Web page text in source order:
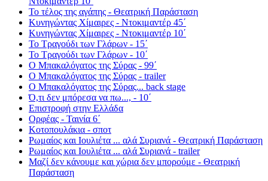
Το τέλος της αγάπης - Θεατρική Παράσταση
Κυνηγώντας Χίμαιρες - Ντοκιμαντέρ 45΄
Κυνηγώντας Χίμαιρες - Ντοκιμαντέρ 10΄
Το Τραγούδι των Γλάρων - 15΄
Το Τραγούδι των Γλάρων - 10΄
Ο Μπακαλόγατος της Σύρας - 99΄
Ο Μπακαλόγατος της Σύρας - trailer
Ο Μπακαλόγατος της Σύρας... back stage
Ό,τι δεν μπόρεσα να πω..., - 10΄
Επιστροφή στην Ελλάδα
Ορφέας - Ταινία 6΄
Κοτοπουλάκια - σποτ
Ρωμαίος και Ιουλιέτα ... αλά Συριανά - Θεατρική Παράσταση
Ρωμαίος και Ιουλιέτα ... αλά Συριανά - trailer
Μαζί δεν κάνουμε και χώρια δεν μπορούμε - Θεατρική
Παράσταση